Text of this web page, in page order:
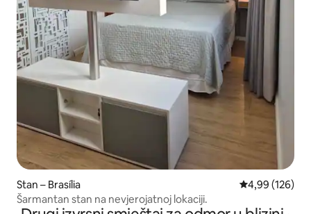
Stan – Brasília Prosječna
4,99 (126)
Šarmantan stan na nevjerojatnoj lokaciji.